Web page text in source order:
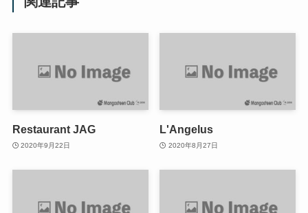
Restaurant JAG
2020年9月22日
L'Angelus
2020年8月27日